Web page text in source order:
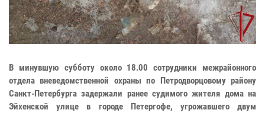
В минувшую субботу около 18.00 сотрудники межрайонного
отдела вневедомственной охраны по Петродворцовому району
Санкт-Петербурга задержали ранее судимого жителя дома на
Эйхенской улице в городе Петергофе, угрожавшего двум